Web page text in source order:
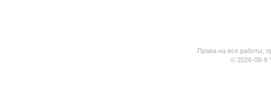
Права на все работы,
© 2026-08-8